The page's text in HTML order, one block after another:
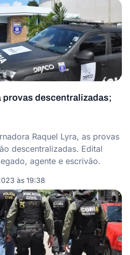
provas descentralizadas;
Raquel Lyra, as provas
descentralizadas. Edital
agente e escrivão.
às 19:38